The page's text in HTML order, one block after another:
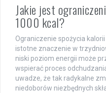
Jakie jest
1000 kcal?
Ograniczenie spożycia kalorii
istotne znaczenie w
niski poziom energii może
wspierać proces
uwadze, że tak radykalne
niedoborów niezbędnych